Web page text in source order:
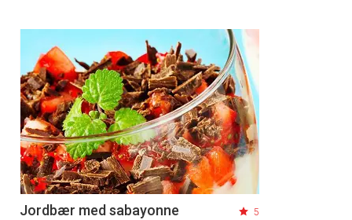
Jordbær med sabayonne 5